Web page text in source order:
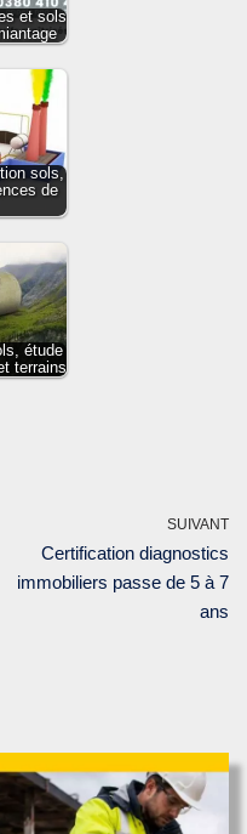
et sols
sols,
de
étude
terrains
SUIVANT
Certification diagnostics
immobiliers passe de 5 à 7
ans